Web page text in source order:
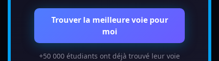
Trouver la meilleure voie pour
moi
+50 000 étudiants ont déjà trouvé leur voie